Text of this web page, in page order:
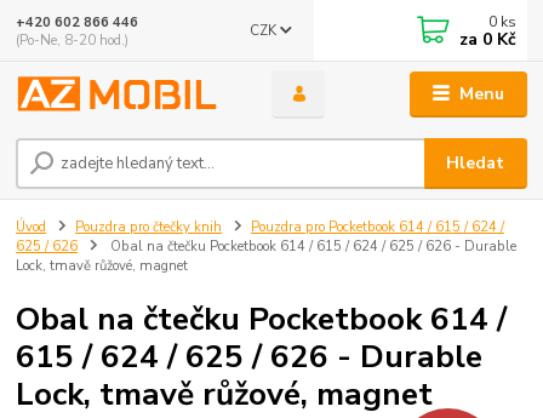
Menu
CZK
Hledat
+420 602 866 446
(Po-Ne, 8-20 hod.)
0 ks
za 0 Kč
Úvod Pouzdra pro čtečky knih
Pouzdra pro Pocketbook 614 / 615 / 624 /
625 / 626
Obal na čtečku Pocketbook 614 / 615 / 624 / 625 / 626 - Durable
Lock, tmavě růžové, magnet
Obal na čtečku Pocketbook 614 /
615 / 624 / 625 / 626 - Durable
Lock, tmavě růžové, magnet